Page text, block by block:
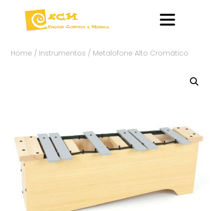
Home / Instrumentos / Metalofone Alto Cromático